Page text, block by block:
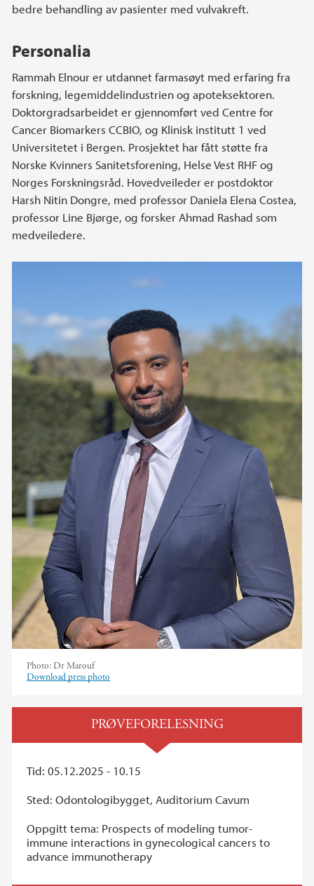
bedre behandling av pasienter med vulvakreft.
Personalia
Rammah Elnour er utdannet farmasøyt med erfaring fra
forskning, legemiddelindustrien og apoteksektoren.
Doktorgradsarbeidet er gjennomført ved Centre for
Cancer Biomarkers CCBIO, og Klinisk institutt 1 ved
Universitetet i Bergen. Prosjektet har fått støtte fra
Norske Kvinners Sanitetsforening, Helse Vest RHF og
Norges Forskningsråd. Hovedveileder er postdoktor
Harsh Nitin Dongre, med professor Daniela Elena Costea,
professor Line Bjørge, og forsker Ahmad Rashad som
medveiledere.
Photo: Dr Marouf
Download press photo
PRØVEFORELESNING
Tid: 05.12.2025 - 10.15
Sted: Odontologibygget, Auditorium Cavum
Oppgitt tema: Prospects of modeling tumor-
immune interactions in gynecological cancers to
advance immunotherapy